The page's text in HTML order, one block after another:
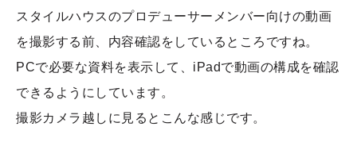
スタイルハウスのプロデューサーメンバー向けの動画
を撮影する前、内容確認をしているところですね。
PCで必要な資料を表示して、iPadで動画の構成を確認
できるようにしています。
撮影カメラ越しに見るとこんな感じです。